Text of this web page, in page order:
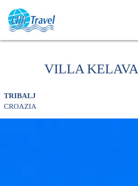
VILLA KELAVA
TRIBALJ
CROAZIA